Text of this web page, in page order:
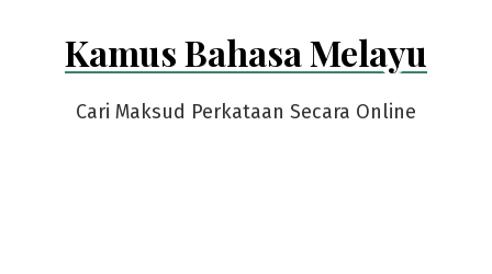
Kamus Bahasa Melayu
Cari Maksud Perkataan Secara Online